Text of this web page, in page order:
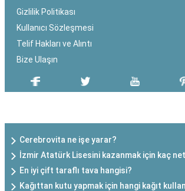
Gizlilik Politikası
Kullanıcı Sözleşmesi
Telif Hakları ve Alıntı
Bize Ulaşın
Cerebrovita ne işe yarar?
İzmir Atatürk Lisesini kazanmak için kaç
En iyi çift taraflı tava hangisi?
Kağıttan kutu yapmak için hangi kağıt